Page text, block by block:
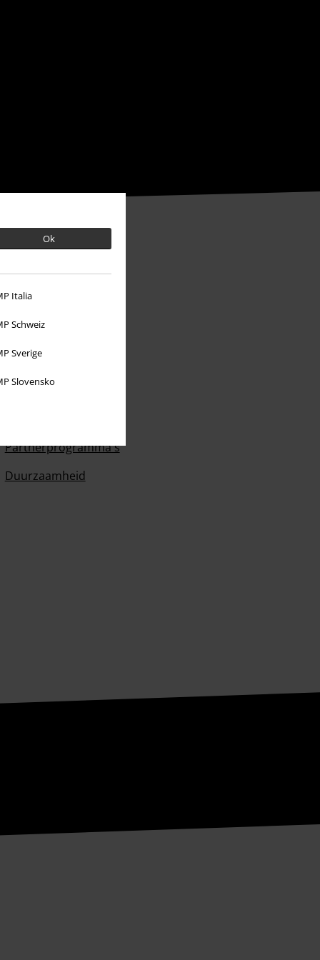
Ok
Italia
Schweiz
Sverige
Slovensko
Partnerprogramma's
Duurzaamheid